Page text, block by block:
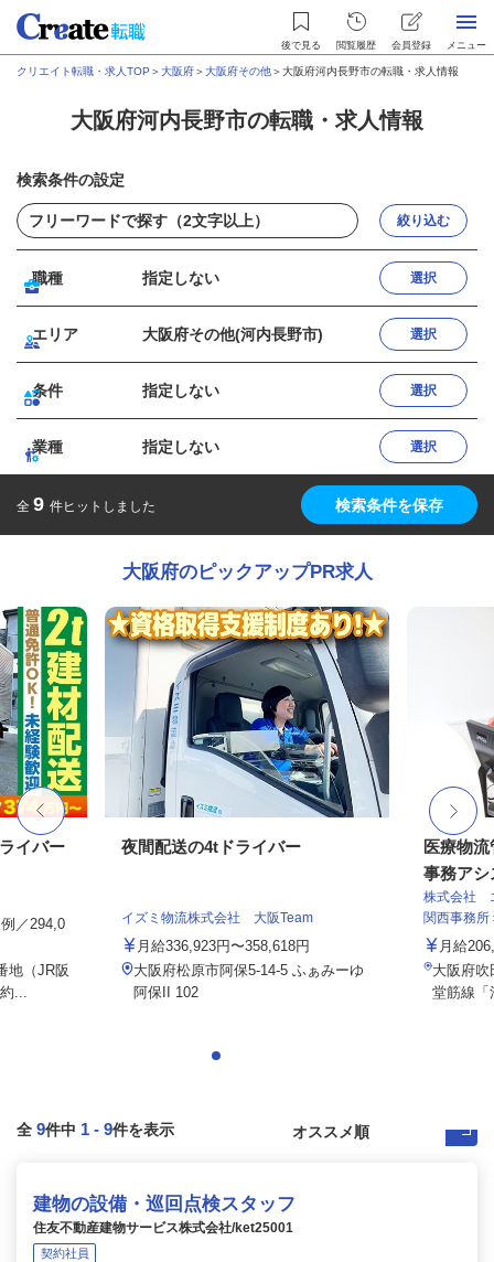
後で見る 閲覧履歴 会員登録 メニュー
クリエイト転職・求人TOP ＞大阪府＞大阪府その他＞大阪府河内長野市の転職・求人情報
大阪府河内長野市の転職・求人情報
検索条件の設定
絞り込む
職種 指定しない 選択
エリア 大阪府その他(河内長野市) 選択
条件 指定しない 選択
業種 指定しない 選択
全 9 件ヒットしました 検索条件を保存
大阪府のピックアップPR求人
イバー
／294,0
地（JR阪
...
夜間配送の4tドライバー
イズミ物流株式会社 大阪Team
月給336,923円〜358,618円
大阪府松原市阿保5-14-5 ふぁみーゆ
阿保II 102
医療物
事務アシ
株式会社
関西事務所
月給
大阪府吹
堂筋線「
全 9件中 1 - 9件を表示
建物の設備・巡回点検スタッフ
住友不動産建物サービス株式会社/ket25001
契約社員